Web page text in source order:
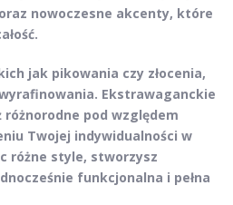
nowoczesne akcenty, które
jak pikowania czy złocenia,
Ekstrawaganckie
pod względem
Twojej indywidualności w
różne style, stworzysz
funkcjonalna i pełna